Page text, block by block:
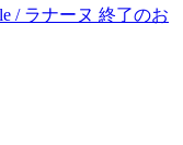
/ ラナーヌ 終了のお